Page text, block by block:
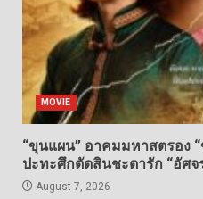
MOVIE
“ขุนแผน” อาคมมหาสตรอง
ปะทะศึกตัดสินชะตารัก “อัศจ
August 7, 2026